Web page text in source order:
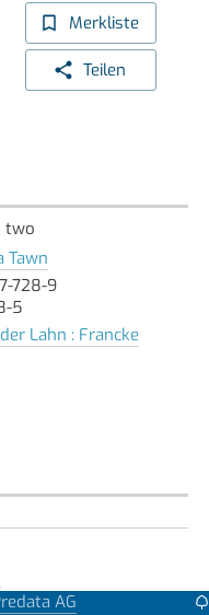
Merkliste
Teilen
two
Tawn
728-9
5
Lahn : Francke
AG